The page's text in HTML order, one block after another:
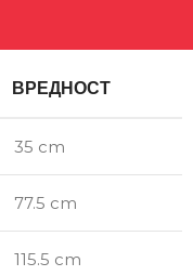
ВРЕДНОСТ
35 cm
77.5 cm
115.5 cm